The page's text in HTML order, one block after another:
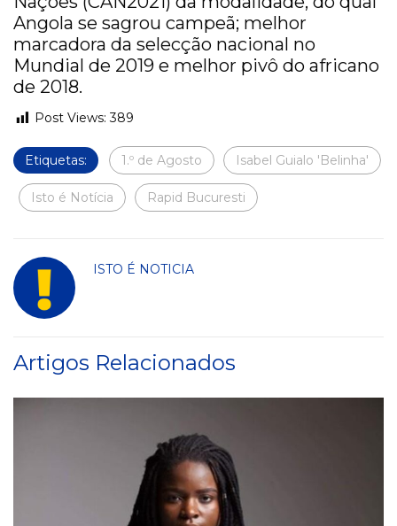
Angola se sagrou campeã; melhor
marcadora da selecção nacional no
Mundial de 2019 e melhor pivô do africano
de 2018.
Post Views: 389
Etiquetas: 1.º de Agosto Isabel Guialo 'Belinha'
Isto é Notícia Rapid Bucuresti
ISTO É NOTICIA
Artigos Relacionados